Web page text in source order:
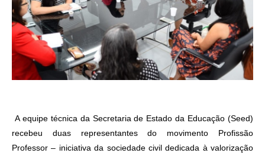
A equipe técnica da Secretaria de Estado da Educação (Seed)
recebeu duas representantes do movimento Profissão
Professor – iniciativa da sociedade civil dedicada à valorização